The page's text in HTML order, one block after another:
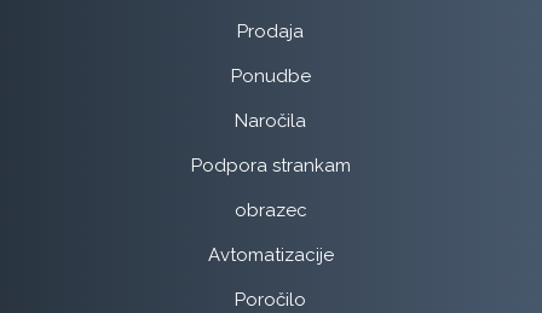
Prodaja
Ponudbe
Naročila
Podpora strankam
obrazec
Avtomatizacije
Poročilo